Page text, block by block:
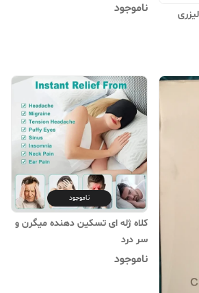
ناموجود
ناموجود
کلاه ژله ای تسکین دهنده میگرن و
سر درد
ناموجود